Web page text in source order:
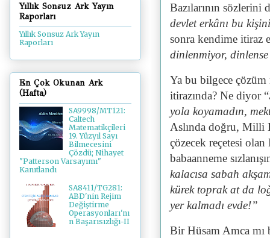
Bazılarının
devlet erkânı bu
sonra kendime itiraz
dinlenmiyor,
Ya bu bilgece çözüm
itirazında? Ne diyor “
yola koyamadın,
Aslında doğru, Milli
çözecek reçetesi olan
babaanneme
kalacısa sabah
kürek toprak at da
yer kalmadı evde!”
Bir Hüsam Amca
Yıllık Sonsuz Ark Yayın
Raporları
Yıllık Sonsuz Ark Yayın
Raporları
En Çok Okunan Ark
(Hafta)
SA9998/MT121:
Caltech
Matematikçileri
19. Yüzyıl Sayı
Bilmecesini
Çözdü; Nihayet
"Patterson Varsayımı"
Kanıtlandı
SA8411/TG281:
ABD'nin Rejim
Değiştirme
Operasyonları'nı
n Başarısızlığı-II